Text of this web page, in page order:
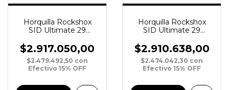
Horquilla Rockshox
SID Ultimate 29
Tapered 3P C/Remote
A
$2.917.050,00
$2.479.492,50 con
Efectivo 15% OFF
Horquilla Rockshox
SID Ultimate 29
Tapered 2P C/Remote
R
$2.910.638,00
$2.474.042,30 con
Efectivo 15% OFF